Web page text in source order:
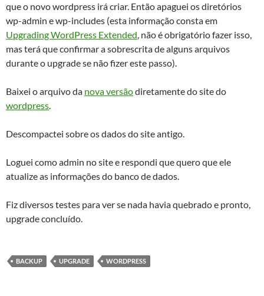
que o novo wordpress irá criar. Então apaguei os diretórios
wp-admin e wp-includes (esta informação consta em
Upgrading WordPress Extended, não é obrigatório fazer isso,
mas terá que confirmar a sobrescrita de alguns arquivos
durante o upgrade se não fizer este passo).
Baixei o arquivo da nova versãodiretamente do site do
wordpress.
Descompactei sobre os dados do site antigo.
Loguei como admin no site e respondi que quero que ele
atualize as informações do banco de dados.
Fiz diversos testes para ver se nada havia quebrado e pronto,
upgrade concluído.
BACKUP UPGRADE WORDPRESS